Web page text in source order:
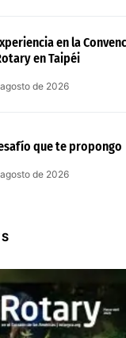
en la
en Taipéi
de 2026
que te propongo
de 2026